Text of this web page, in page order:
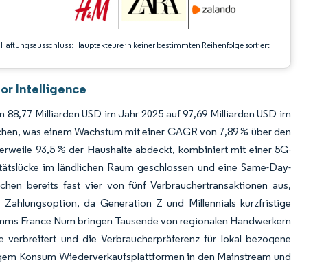
Hauptakteure in keiner bestimmten Reihenfolge sortiert
Intelligence
Milliarden USD im Jahr 2025 auf 97,69 Milliarden USD im
was einem Wachstum mit einer CAGR von 7,89 % über den
93,5 % der Haushalte abdeckt, kombiniert mit einer 5G-
im ländlichen Raum geschlossen und eine Same-Day-
bereits fast vier von fünf Verbrauchertransaktionen aus,
da Generation Z und Millennials kurzfristige
France Num bringen Tausende von regionalen Handwerkern
und die Verbraucherpräferenz für lokal bezogene
Konsum Wiederverkaufsplattformen in den Mainstream und